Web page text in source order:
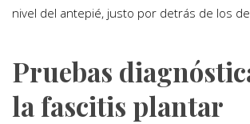
nivel del antepié, justo por detrás de los
Pruebas
la fascitis plantar